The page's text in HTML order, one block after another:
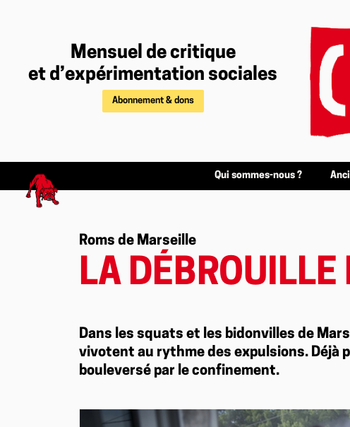
Mensuel de critique
et d’expérimentation sociales
Abonnement & dons
Qui sommes-nous ?
Roms de Marseille
LA DÉBROUILLE
Dans les squats et les bidonvilles de
vivotent au rythme des expulsions. Déjà
bouleversé par le confinement.